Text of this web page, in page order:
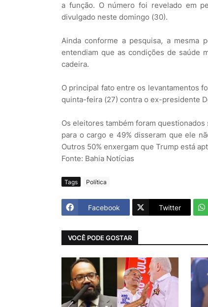
a função. O número foi revelado em
divulgado neste domingo (30).
Ainda conforme a pesquisa, a
entendiam que as condições de saúde
cadeira.
O principal fato entre os levantamentos
quinta-feira (27) contra o ex-presidente
Os eleitores também foram
para o cargo e 49% disseram que ele
Outros 50% enxergam que Trump está
Fonte: Bahia Notícias
Tags Política
Facebook Twitter
VOCÊ PODE GOSTAR